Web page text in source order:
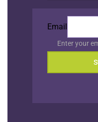
Email
Enter your